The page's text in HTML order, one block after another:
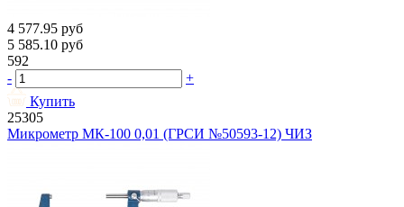
4 577.95 руб
5 585.10 руб
592
-
+
Купить
25305
Микрометр МК-100 0,01 (ГРСИ №50593-12) ЧИЗ